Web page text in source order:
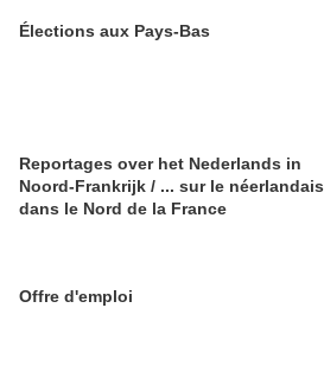
Élections aux Pays-Bas
Reportages over het Nederlands in
Noord-Frankrijk / ... sur le néerlandais
dans le Nord de la France
Offre d'emploi